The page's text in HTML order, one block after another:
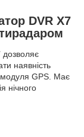
DVR X7
дозволяє
наявність
модуля GPS. Має
нічного